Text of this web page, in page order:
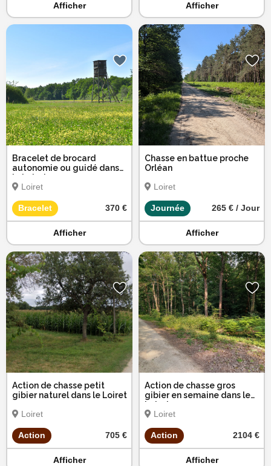
Afficher Afficher
Bracelet de brocard
autonomie ou guidé dans
le Loiret
Loiret
Bracelet 370 €
Afficher
Chasse en battue proche
Orléan
Loiret
Journée 265 € / Jour
Afficher
Action de chasse petit
gibier naturel dans le Loiret
Loiret
Action 705 €
Afficher
Action de chasse gros
gibier en semaine dans le
Loiret
Loiret
Action 2104 €
Afficher